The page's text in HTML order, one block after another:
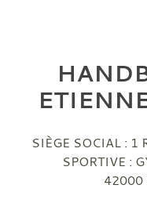
SIÈGE SOCIAL : 1
SPORTIVE :
42000